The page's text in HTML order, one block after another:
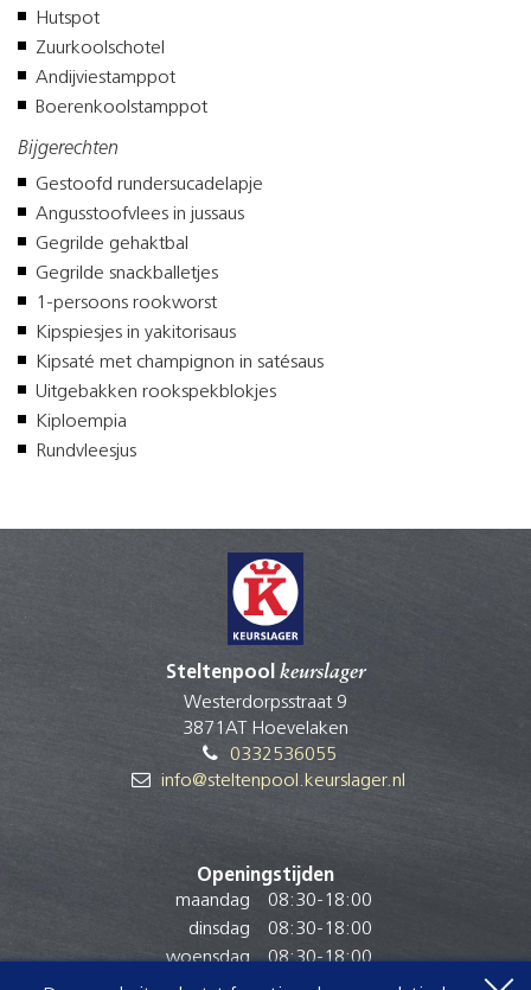
Hutspot
Zuurkoolschotel
Andijviestamppot
Boerenkoolstamppot
Bijgerechten
Gestoofd rundersucadelapje
Angusstoofvlees in jussaus
Gegrilde gehaktbal
Gegrilde snackballetjes
1-persoons rookworst
Kipspiesjes in yakitorisaus
Kipsaté met champignon in satésaus
Uitgebakken rookspekblokjes
Kiploempia
Rundvleesjus
Steltenpool keurslager
Westerdorpsstraat 9
3871AT Hoevelaken
0332536055
info@steltenpool.keurslager.nl
Openingstijden
maandag
08:30-18:00
dinsdag
08:30-18:00
woensdag
08:30-18:00
donderdag
08:30 -